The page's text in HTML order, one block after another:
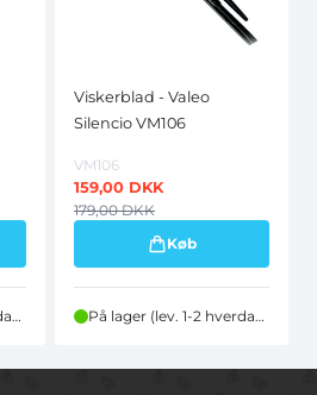
På lager (lev. 1-2 hverdage)
Viskerblad - Valeo
Silencio VM106
VM106
159,00 DKK
179,00DKK
Køb
På lager (lev. 1-2 hverdage)